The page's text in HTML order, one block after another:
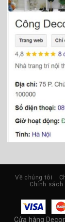
Về chúng tôi
Chính sách
Cửa hàng